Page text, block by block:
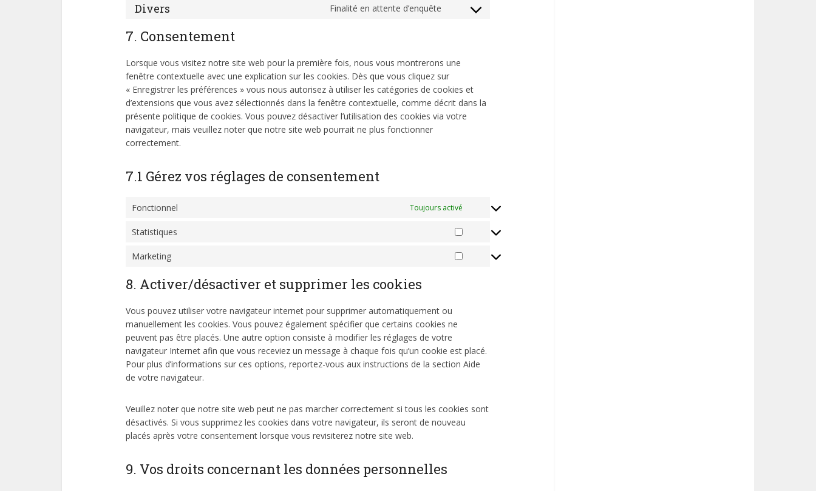
google-
service
Divers Finalité en attente d’enquête
Consent
7. Consentement
Lorsque vous visitez notre site web pour la première fois, nous vous montrerons une
fenêtre contextuelle avec une explication sur les cookies. Dès que vous cliquez sur
« Enregistrer les préférences » vous nous autorisez à utiliser les catégories de cookies et
d’extensions que vous avez sélectionnés dans la fenêtre contextuelle, comme décrit dans la
présente politique de cookies. Vous pouvez désactiver l’utilisation des cookies via votre
navigateur, mais veuillez noter que notre site web pourrait ne plus fonctionner
correctement.
7.1 Gérez vos réglages de consentement
Fonctionnel Toujours activé
Statistiques
Statistiques
Marketing
Marketing
8. Activer/désactiver et supprimer les cookies
Vous pouvez utiliser votre navigateur internet pour supprimer automatiquement ou
manuellement les cookies. Vous pouvez également spécifier que certains cookies ne
peuvent pas être placés. Une autre option consiste à modifier les réglages de votre
navigateur Internet afin que vous receviez un message à chaque fois qu’un cookie est placé.
Pour plus d’informations sur ces options, reportez-vous aux instructions de la section Aide
de votre navigateur.
Veuillez noter que notre site web peut ne pas marcher correctement si tous les cookies sont
désactivés. Si vous supprimez les cookies dans votre navigateur, ils seront de nouveau
placés après votre consentement lorsque vous revisiterez notre site web.
9. Vos droits concernant les données personnelles